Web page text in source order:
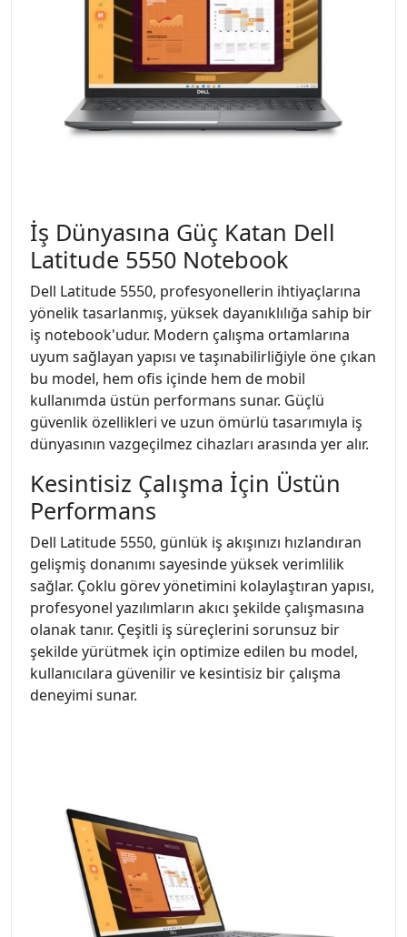
İş Dünyasına Güç Katan Dell
Latitude 5550 Notebook
Dell Latitude 5550, profesyonellerin ihtiyaçlarına
yönelik tasarlanmış, yüksek dayanıklılığa sahip bir
iş notebook'udur. Modern çalışma ortamlarına
uyum sağlayan yapısı ve taşınabilirliğiyle öne çıkan
bu model, hem ofis içinde hem de mobil
kullanımda üstün performans sunar. Güçlü
güvenlik özellikleri ve uzun ömürlü tasarımıyla iş
dünyasının vazgeçilmez cihazları arasında yer alır.
Kesintisiz Çalışma İçin Üstün
Performans
Dell Latitude 5550, günlük iş akışınızı hızlandıran
gelişmiş donanımı sayesinde yüksek verimlilik
sağlar. Çoklu görev yönetimini kolaylaştıran yapısı,
profesyonel yazılımların akıcı şekilde çalışmasına
olanak tanır. Çeşitli iş süreçlerini sorunsuz bir
şekilde yürütmek için optimize edilen bu model,
kullanıcılara güvenilir ve kesintisiz bir çalışma
deneyimi sunar.